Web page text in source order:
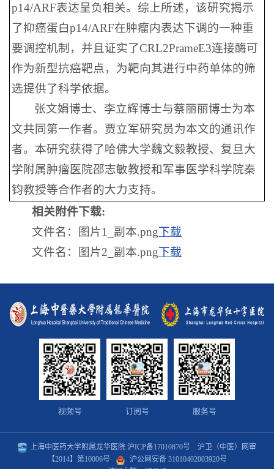
p14/ARF表达呈负相关。综上所述，该研究揭示
了抑癌蛋白p14/ARF在肿瘤内表达下调的一种重
要调控机制，并且证实了CRL2PrameE3连接酶可
作为新型抗癌靶点，为靶向其进行中药单体的筛
选提供了科学依据。
张文娟博士、李立辉博士与蔡丽丽博士为本
文共同第一作者。贾立军研究员为本文的通讯作
者。本研究获得了哈佛大学魏文毅教授、复旦大
学附属肿瘤医院邵志敏教授和军事医学科学院秦
钧教授等合作者的大力支持。
相关附件下载:
文件名：图片1_副本.png下载
文件名：图片2_副本.png下载
视频号 订阅号 服务号
上海中医药大学附属龙华医院 沪ICP备17010870号 沪卫（中医）网审
【2014】第10006号
沪公网安备 31010402003920号